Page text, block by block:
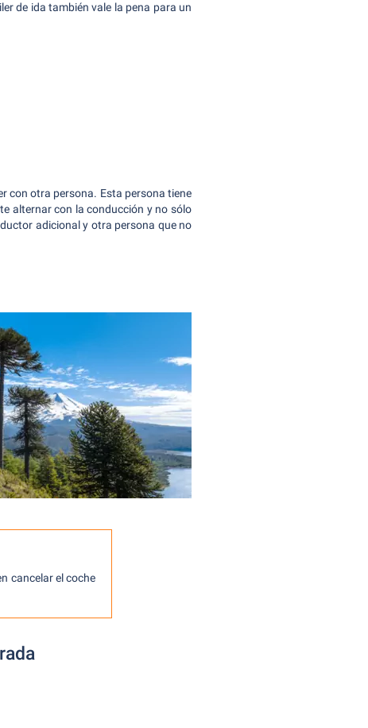
de ida también vale la pena para un
con otra persona. Esta persona tiene
alternar con la conducción y no sólo
adicional y otra persona que no
cancelar el coche